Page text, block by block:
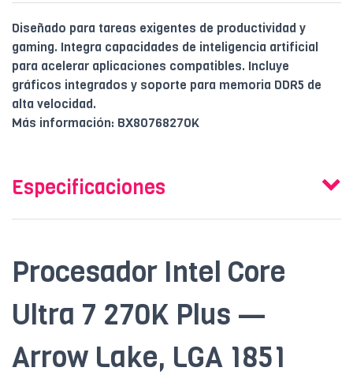
Diseñado para tareas exigentes de productividad y
gaming. Integra capacidades de inteligencia artificial
para acelerar aplicaciones compatibles. Incluye
gráficos integrados y soporte para memoria DDR5 de
alta velocidad.
Más información: BX80768270K
Especificaciones
Procesador Intel Core
Ultra 7 270K Plus —
Arrow Lake, LGA 1851